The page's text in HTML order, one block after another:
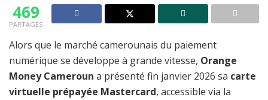
469
PARTAGES
Alors que le marché camerounais du paiement
numérique se développe à grande vitesse, Orange
Money Cameroun a présenté fin janvier 2026 sa carte
virtuelle prépayée Mastercard, accessible via la